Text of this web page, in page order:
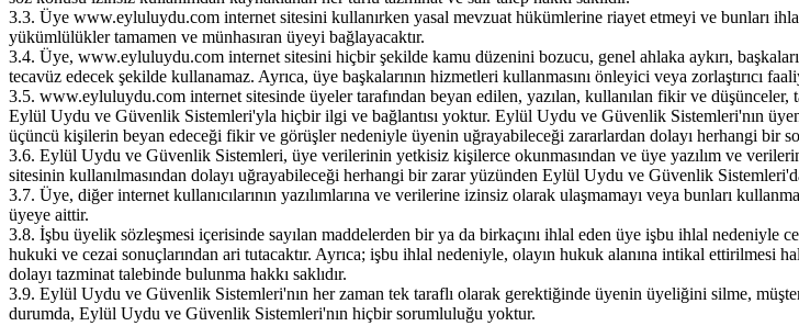
3.3. Üye www.eyluluydu.com internet sitesini kullanırken yasal mevzuat hükümlerine riayet etmeyi ve bunları
yükümlülükler tamamen ve münhasıran üyeyi bağlayacaktır.
3.4. Üye, www.eyluluydu.com internet sitesini hiçbir şekilde kamu düzenini bozucu, genel ahlaka aykırı,
tecavüz edecek şekilde kullanamaz. Ayrıca, üye başkalarının hizmetleri kullanmasını önleyici veya zorlaştırıcı
3.5. www.eyluluydu.com internet sitesinde üyeler tarafından beyan edilen, yazılan, kullanılan fikir ve
Eylül Uydu ve Güvenlik Sistemleri'yla hiçbir ilgi ve bağlantısı yoktur. Eylül Uydu ve Güvenlik Sistemleri'nın
üçüncü kişilerin beyan edeceği fikir ve görüşler nedeniyle üyenin uğrayabileceği zararlardan dolayı herhangi bir
3.6. Eylül Uydu ve Güvenlik Sistemleri, üye verilerinin yetkisiz kişilerce okunmasından ve üye yazılım ve
sitesinin kullanılmasından dolayı uğrayabileceği herhangi bir zarar yüzünden Eylül Uydu ve Güvenlik
3.7. Üye, diğer internet kullanıcılarının yazılımlarına ve verilerine izinsiz olarak ulaşmamayı veya bunları
üyeye aittir.
3.8. İşbu üyelik sözleşmesi içerisinde sayılan maddelerden bir ya da birkaçını ihlal eden üye işbu ihlal
hukuki ve cezai sonuçlarından ari tutacaktır. Ayrıca; işbu ihlal nedeniyle, olayın hukuk alanına intikal ettirilmesi
dolayı tazminat talebinde bulunma hakkı saklıdır.
3.9. Eylül Uydu ve Güvenlik Sistemleri'nın her zaman tek taraflı olarak gerektiğinde üyenin üyeliğini silme,
durumda, Eylül Uydu ve Güvenlik Sistemleri'nın hiçbir sorumluluğu yoktur.